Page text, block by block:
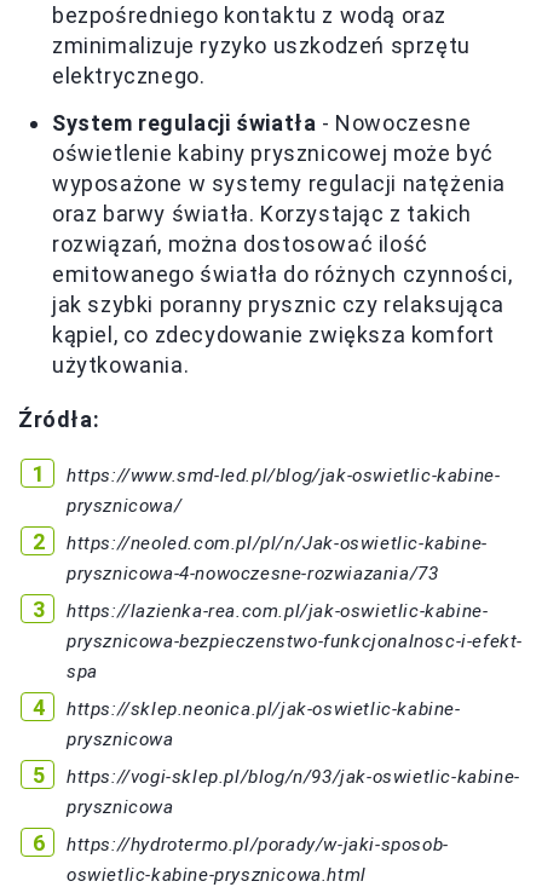
bezpośredniego kontaktu z wodą oraz
zminimalizuje ryzyko uszkodzeń sprzętu
elektrycznego.
System regulacji światła - Nowoczesne
oświetlenie kabiny prysznicowej może być
wyposażone w systemy regulacji natężenia
oraz barwy światła. Korzystając z takich
rozwiązań, można dostosować ilość
emitowanego światła do różnych czynności,
jak szybki poranny prysznic czy relaksująca
kąpiel, co zdecydowanie zwiększa komfort
użytkowania.
Źródła:
https://www.smd-led.pl/blog/jak-oswietlic-kabine-
prysznicowa/
https://neoled.com.pl/pl/n/Jak-oswietlic-kabine-
prysznicowa-4-nowoczesne-rozwiazania/73
https://lazienka-rea.com.pl/jak-oswietlic-kabine-
prysznicowa-bezpieczenstwo-funkcjonalnosc-i-efekt-
spa
https://sklep.neonica.pl/jak-oswietlic-kabine-
prysznicowa
https://vogi-sklep.pl/blog/n/93/jak-oswietlic-kabine-
prysznicowa
https://hydrotermo.pl/porady/w-jaki-sposob-
oswietlic-kabine-prysznicowa.html